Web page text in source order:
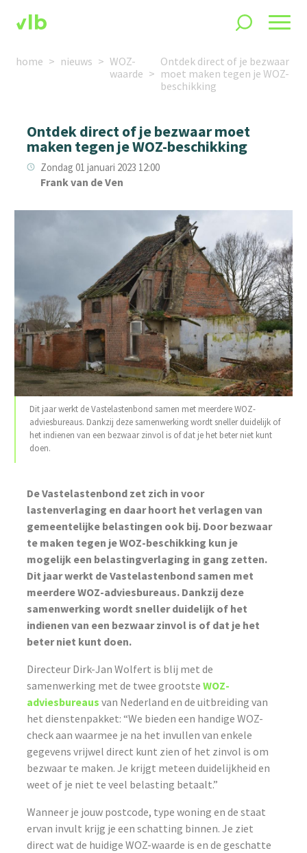
home nieuws
WOZ-
waarde
Ontdek direct of je bezwaar
moet maken tegen je WOZ-
beschikking
Ontdek direct of je bezwaar moet
maken tegen je WOZ-beschikking
Zondag 01 januari 2023 12:00
Frank van de Ven
Dit jaar werkt de Vastelastenbond samen met meerdere WOZ-
adviesbureaus. Dankzij deze samenwerking wordt sneller duidelijk of
het indienen van een bezwaar zinvol is of dat je het beter niet kunt
doen.
‌De Vastelastenbond zet zich in voor
lastenverlaging en daar hoort het verlagen van
gemeentelijke belastingen ook bij. Door bezwaar
te maken tegen je WOZ-beschikking kun je
mogelijk een belastingverlaging in gang zetten.
Dit jaar werkt de Vastelastenbond samen met
meerdere WOZ-adviesbureaus. Dankzij deze
samenwerking wordt sneller duidelijk of het
indienen van een bezwaar zinvol is of dat je het
beter niet kunt doen.
Directeur Dirk-Jan Wolfert is blij met de
samenwerking met de twee grootsteWOZ-
adviesbureaus van Nederland en de uitbreiding van
het dienstenpakket: “We bieden een handige WOZ-
check aan waarmee je na het invullen van enkele
gegevens vrijwel direct kunt zien of het zinvol is om
bezwaar te maken. Je krijgt meteen duidelijkheid en
weet of je niet te veel belasting betaalt.”
Wanneer je jouw postcode, type woning en de staat
ervan invult krijg je een schatting binnen. Je ziet
direct wat de huidige WOZ-waarde is en de geschatte